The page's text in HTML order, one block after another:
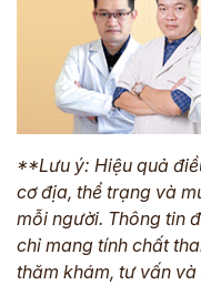
**Lưu ý: Hiệu quả
cơ địa, thể trạng và
mỗi người. Thông tin
chỉ mang tính chất
thăm khám, tư vấn